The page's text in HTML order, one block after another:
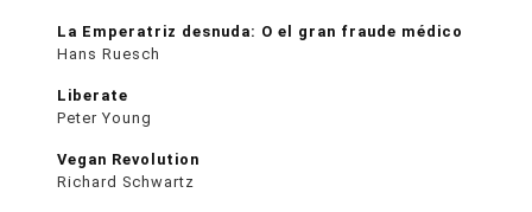
La Emperatriz desnuda: O el gran fraude médico
Hans Ruesch
Liberate
Peter Young
Vegan Revolution
Richard Schwartz